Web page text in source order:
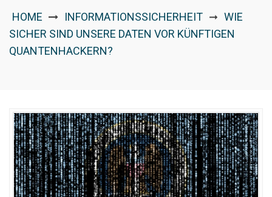
HOME INFORMATIONSSICHERHEIT ➞ WIE
SICHER SIND UNSERE DATEN VOR KÜNFTIGEN
QUANTENHACKERN?